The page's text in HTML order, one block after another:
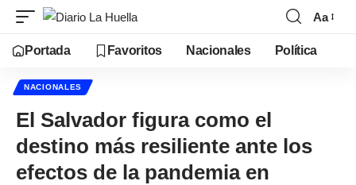
Aa
Portada Favoritos Nacionales Política
NACIONALES
El Salvador figura como el
destino más resiliente ante los
efectos de la pandemia en